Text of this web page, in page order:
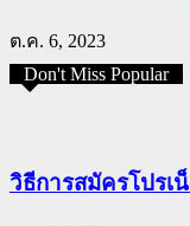
ต.ค. 6, 2023
Don't Miss Popular
วิธีการสมัครโปรเ